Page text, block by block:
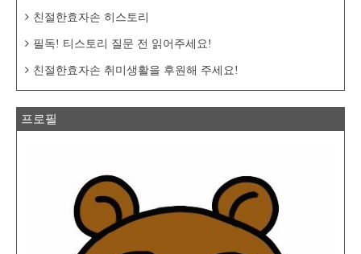
친절한효자손 히스토리
필독! 티스토리 질문 전 읽어주세요!
친절한효자손 취미생활을 후원해 주세요!
프로필